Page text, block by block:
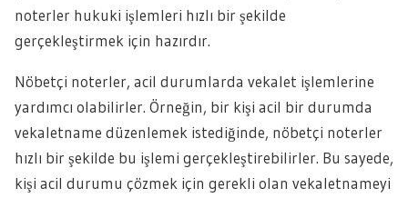
noterler hukuki işlemleri hızlı bir şekilde
gerçekleştirmek için hazırdır.
Nöbetçi noterler, acil durumlarda vekalet işlemlerine
yardımcı olabilirler. Örneğin, bir kişi acil bir durumda
vekaletname düzenlemek istediğinde, nöbetçi noterler
hızlı bir şekilde bu işlemi gerçekleştirebilirler. Bu sayede,
kişi acil durumu çözmek için gerekli olan vekaletnameyi